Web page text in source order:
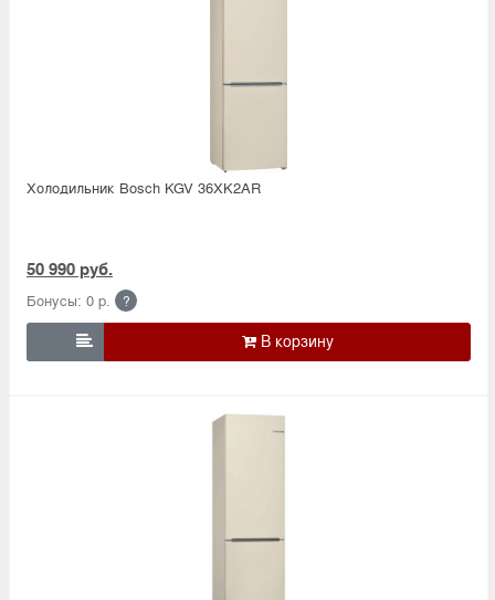
Холодильник Bosсh KGV 36XK2AR
50 990 руб.
Бонусы: 0 р. ?
